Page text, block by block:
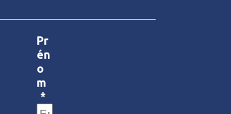
Pr
én
o
m
*